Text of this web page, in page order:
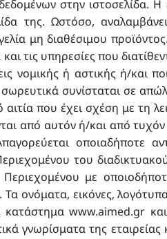
στην ιστοσελίδα. Η
της. Ωστόσο,
μη διαθέσιμου
τις υπηρεσίες που
νομικής ή αστικής ή/και
σωρευτικά συνίσταται σε
που έχει σχέση με τη
από αυτόν ή/και από
οποιαδήποτε
του
με
ονόματα, εικόνες,
κατάστημαwww.aimed.gr
γνωρίσματα της